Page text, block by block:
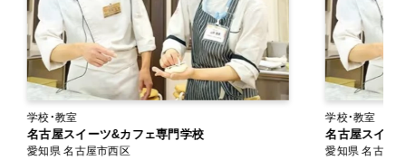
学校・教室
名古屋スイーツ&カフェ専門学校
愛知県 名古屋市西区
学校・教室
名古屋スイー
愛知県 名古屋